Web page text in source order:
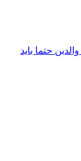
۱۵ سالگی که والدین حتما باید